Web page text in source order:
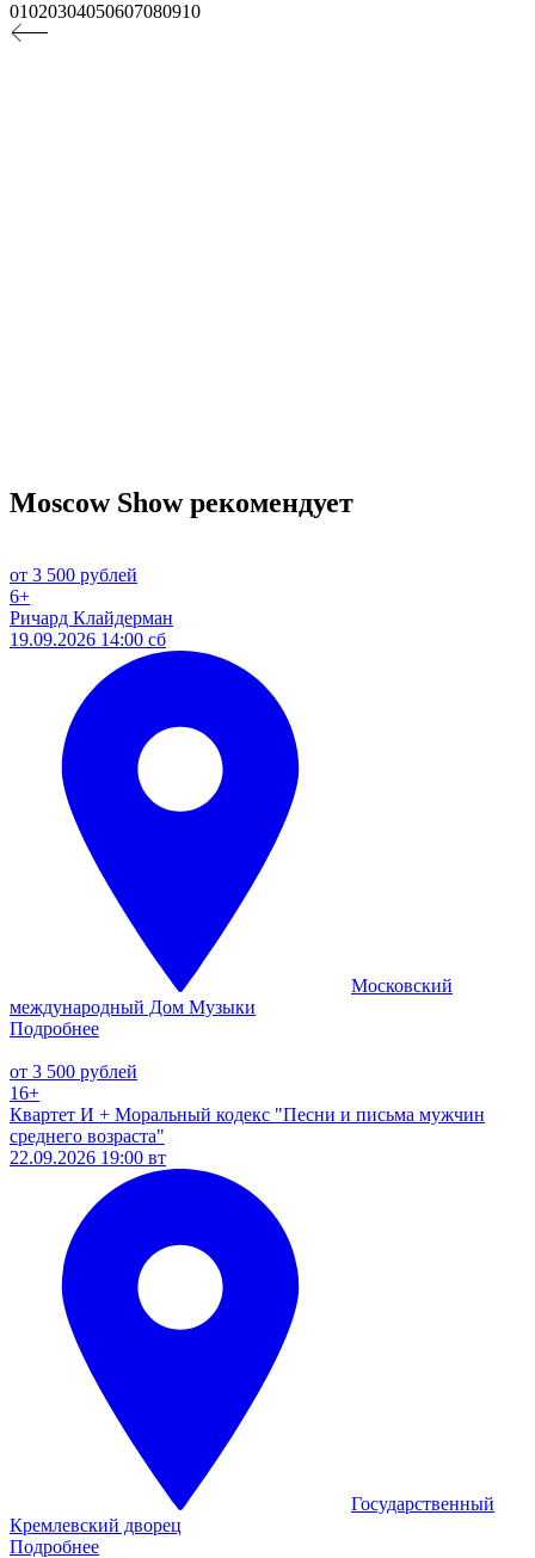
01020304050607080910
Moscow Show рекомендует
от 3 500 рублей
6+
Ричард Клайдерман
19.09.2026 14:00 сб
Московский
международный Дом Музыки
Подробнее
от 3 500 рублей
16+
Квартет И + Моральный кодекс "Песни и письма мужчин
среднего возраста"
22.09.2026 19:00 вт
Государственный
Кремлевский дворец
Подробнее